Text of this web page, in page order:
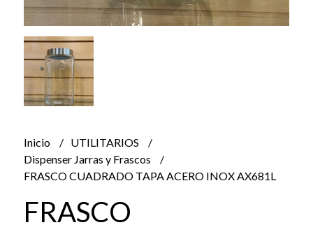
Inicio
UTILITARIOS
Dispenser Jarras y Frascos
FRASCO CUADRADO TAPA ACERO INOX AX681L
FRASCO